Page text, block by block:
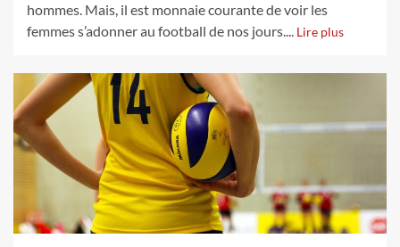
hommes. Mais, il est monnaie courante de voir les
femmes s’adonner au football de nos jours.... Lire plus